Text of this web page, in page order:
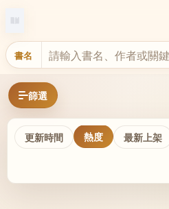
書名
篩選
更新時間 熱度 最新上架